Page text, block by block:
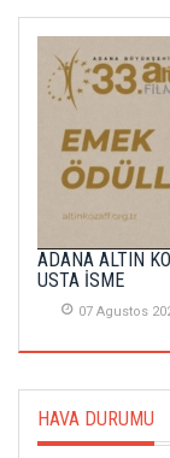
ADANA ALTIN
USTA İSME
07 Agustos
HAVA DURUMU